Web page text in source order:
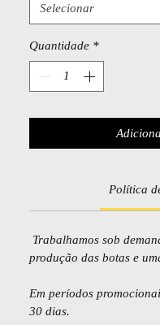
Selecionar
Quantidade *
Política
Trabalhamos sob
produção das botas e
Em períodos
30 dias.